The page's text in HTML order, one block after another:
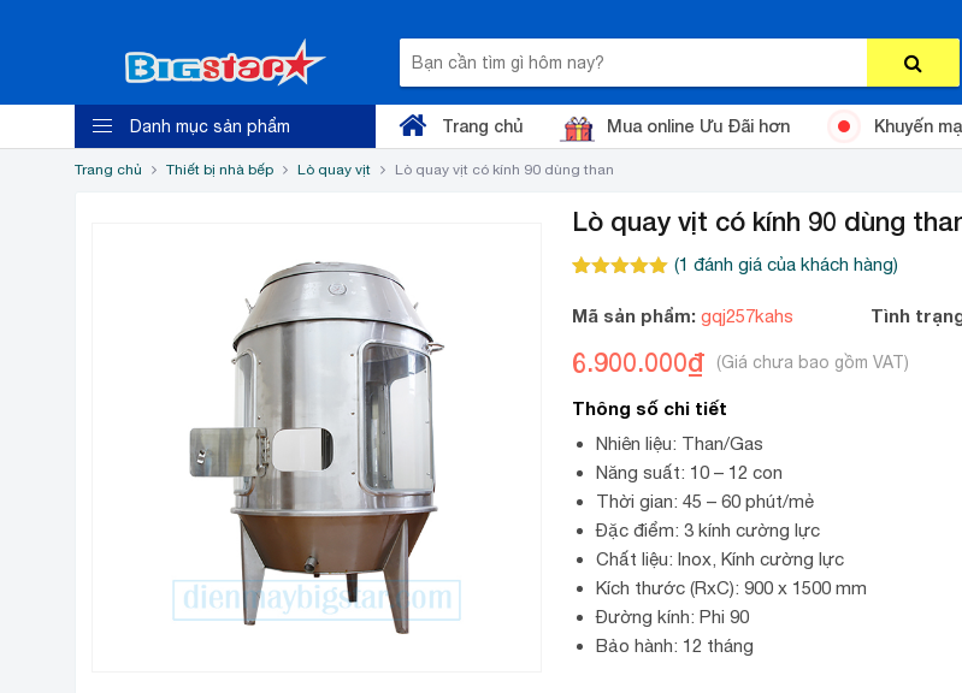
Danh mục sản phẩm Trang chủ Mua online Ưu Đãi hơn Khuyến
Trang chủ Thiết bị nhà bếp Lò quay vịt Lò quay vịt có kính 90 dùng than
Lò quay vịt có kính 90 dùng
dựa trên
đánh giá
(1 đánh giá của khách hàng)
Mã sản phẩm: gqj257kahs Tình
6.900.000₫
Thông số chi tiết
Nhiên liệu: Than/Gas
Năng suất: 10 – 12 con
Thời gian: 45 – 60 phút/mẻ
Đặc điểm: 3 kính cường lực
Chất liệu: Inox, Kính cường lực
Kích thước (RxC): 900 x 1500 mm
Đường kính: Phi 90
Bảo hành: 12 tháng